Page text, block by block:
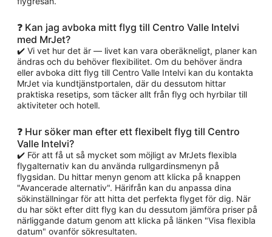
❓ Kan jag avboka mitt flyg till Centro Valle Intelvi
med MrJet?
✔️ Vi vet hur det är — livet kan vara oberäkneligt, planer kan
ändras och du behöver flexibilitet. Om du behöver ändra
eller avboka ditt flyg till Centro Valle Intelvi kan du kontakta
MrJet via kundtjänstportalen, där du dessutom hittar
praktiska resetips, som täcker allt från flyg och hyrbilar till
aktiviteter och hotell.
❓ Hur söker man efter ett flexibelt flyg till Centro
Valle Intelvi?
✔️ För att få ut så mycket som möjligt av MrJets flexibla
flygalternativ kan du använda rullgardinsmenyn på
flygsidan. Du hittar menyn genom att klicka på knappen
"Avancerade alternativ". Härifrån kan du anpassa dina
sökinställningar för att hitta det perfekta flyget för dig. När
du har sökt efter ditt flyg kan du dessutom jämföra priser på
närliggande datum genom att klicka på länken "Visa flexibla
datum" ovanför sökresultaten.